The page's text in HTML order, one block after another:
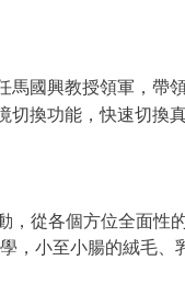
國興教授領軍，帶
切換功能，快速切換
，從各個方位全面性
，小至小腸的絨毛、